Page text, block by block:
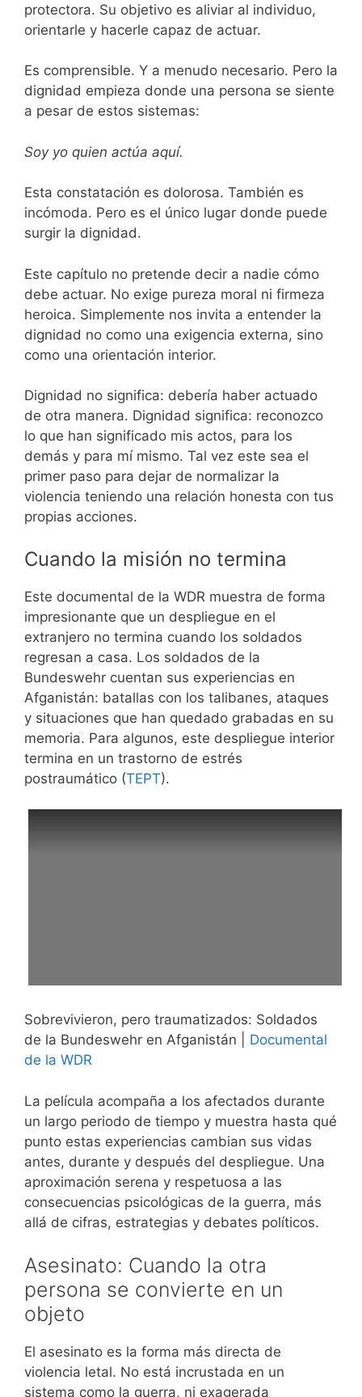
protectora. Su objetivo es aliviar al individuo,
orientarle y hacerle capaz de actuar.
Es comprensible. Y a menudo necesario. Pero la
dignidad empieza donde una persona se siente
a pesar de estos sistemas:
Soy yo quien actúa aquí.
Esta constatación es dolorosa. También es
incómoda. Pero es el único lugar donde puede
surgir la dignidad.
Este capítulo no pretende decir a nadie cómo
debe actuar. No exige pureza moral ni firmeza
heroica. Simplemente nos invita a entender la
dignidad no como una exigencia externa, sino
como una orientación interior.
Dignidad no significa: debería haber actuado
de otra manera. Dignidad significa: reconozco
lo que han significado mis actos, para los
demás y para mí mismo. Tal vez este sea el
primer paso para dejar de normalizar la
violencia teniendo una relación honesta con tus
propias acciones.
Cuando la misión no termina
Este documental de la WDR muestra de forma
impresionante que un despliegue en el
extranjero no termina cuando los soldados
regresan a casa. Los soldados de la
Bundeswehr cuentan sus experiencias en
Afganistán: batallas con los talibanes, ataques
y situaciones que han quedado grabadas en su
memoria. Para algunos, este despliegue interior
termina en un trastorno de estrés
postraumático (TEPT).
Sobrevivieron, pero traumatizados: Soldados
de la Bundeswehr en Afganistán | Documental
de la WDR
La película acompaña a los afectados durante
un largo periodo de tiempo y muestra hasta qué
punto estas experiencias cambian sus vidas
antes, durante y después del despliegue. Una
aproximación serena y respetuosa a las
consecuencias psicológicas de la guerra, más
allá de cifras, estrategias y debates políticos.
Asesinato: Cuando la otra
persona se convierte en un
objeto
El asesinato es la forma más directa de
violencia letal. No está incrustada en un
sistema como la guerra, ni exagerada